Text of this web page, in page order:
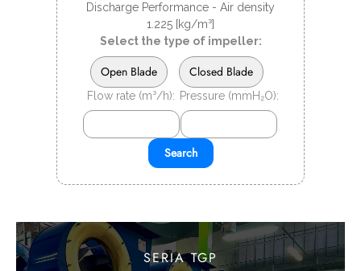
Discharge Performance - Air density
1.225 [kg/m³]
Select the type of impeller:
Open Blade Closed Blade
Flow rate (m³/h): Pressure (mmH₂O):
Search
SERIA TGP